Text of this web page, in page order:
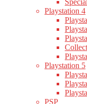
Playstation 4
Playstation 5
PSP